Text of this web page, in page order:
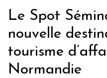
Le Spot
nouvelle
tourisme
Normandie